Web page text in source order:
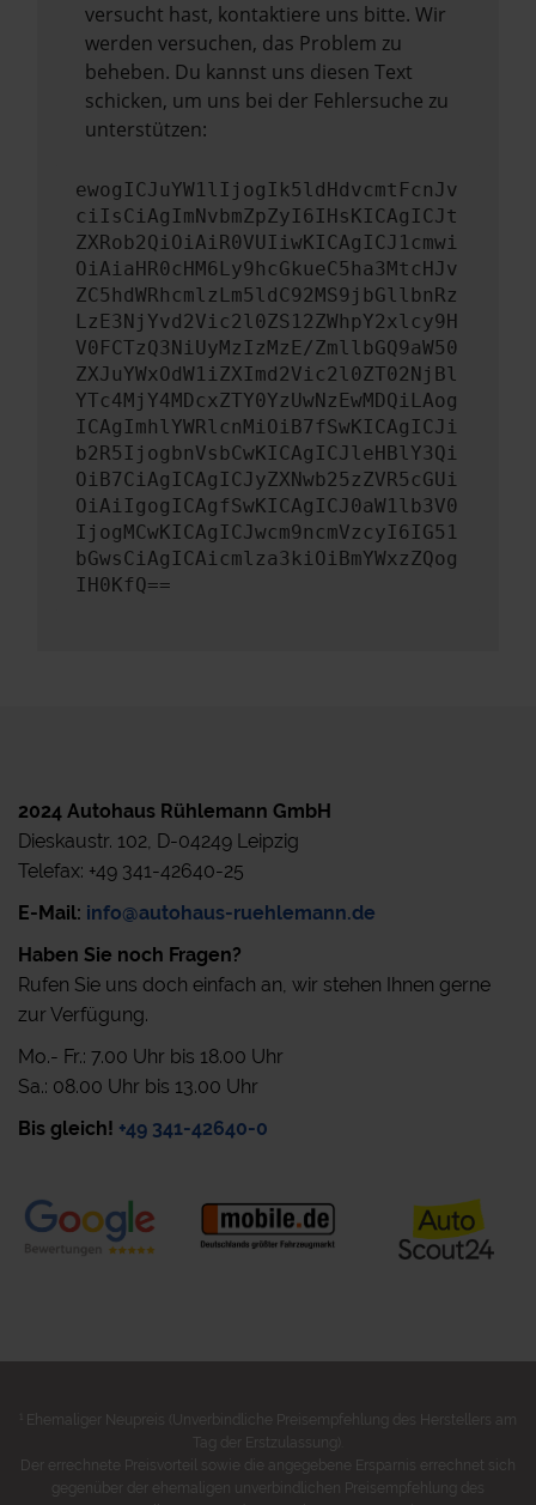
versucht hast, kontaktiere uns bitte. Wir
werden versuchen, das Problem zu
beheben. Du kannst uns diesen Text
schicken, um uns bei der Fehlersuche zu
unterstützen:
ewogICJuYW1lIjogIk5ldHdvcmtFcnJv
ciIsCiAgImNvbmZpZyI6IHsKICAgICJt
ZXRob2QiOiAiR0VUIiwKICAgICJ1cmwi
OiAiaHR0cHM6Ly9hcGkueC5ha3MtcHJv
ZC5hdWRhcmlzLm5ldC92MS9jbGllbnRz
LzE3NjYvd2Vic2l0ZS12ZWhpY2xlcy9H
V0FCTzQ3NiUyMzIzMzE/ZmllbGQ9aW50
ZXJuYWxOdW1iZXImd2Vic2l0ZT02NjBl
YTc4MjY4MDcxZTY0YzUwNzEwMDQiLAog
ICAgImhlYWRlcnMiOiB7fSwKICAgICJi
b2R5IjogbnVsbCwKICAgICJleHBlY3Qi
OiB7CiAgICAgICJyZXNwb25zZVR5cGUi
OiAiIgogICAgfSwKICAgICJ0aW1lb3V0
IjogMCwKICAgICJwcm9ncmVzcyI6IG51
bGwsCiAgICAicmlza3kiOiBmYWxzZQog
IH0KfQ==
2024 Autohaus Rühlemann GmbH
Dieskaustr. 102, D-04249 Leipzig
Telefax: +49 341-42640-25
E-Mail: info@autohaus-ruehlemann.de
Haben Sie noch Fragen?
Rufen Sie uns doch einfach an, wir stehen Ihnen gerne
zur Verfügung.
Mo.- Fr.: 7.00 Uhr bis 18.00 Uhr
Sa.: 08.00 Uhr bis 13.00 Uhr
Bis gleich! +49 341-42640-0
Ehemaliger Neupreis (Unverbindliche Preisempfehlung des Herstellers am
Tag der Erstzulassung).
Der errechnete Preisvorteil sowie die angegebene Ersparnis errechnet sich
gegenüber der ehemaligen unverbindlichen Preisempfehlung des